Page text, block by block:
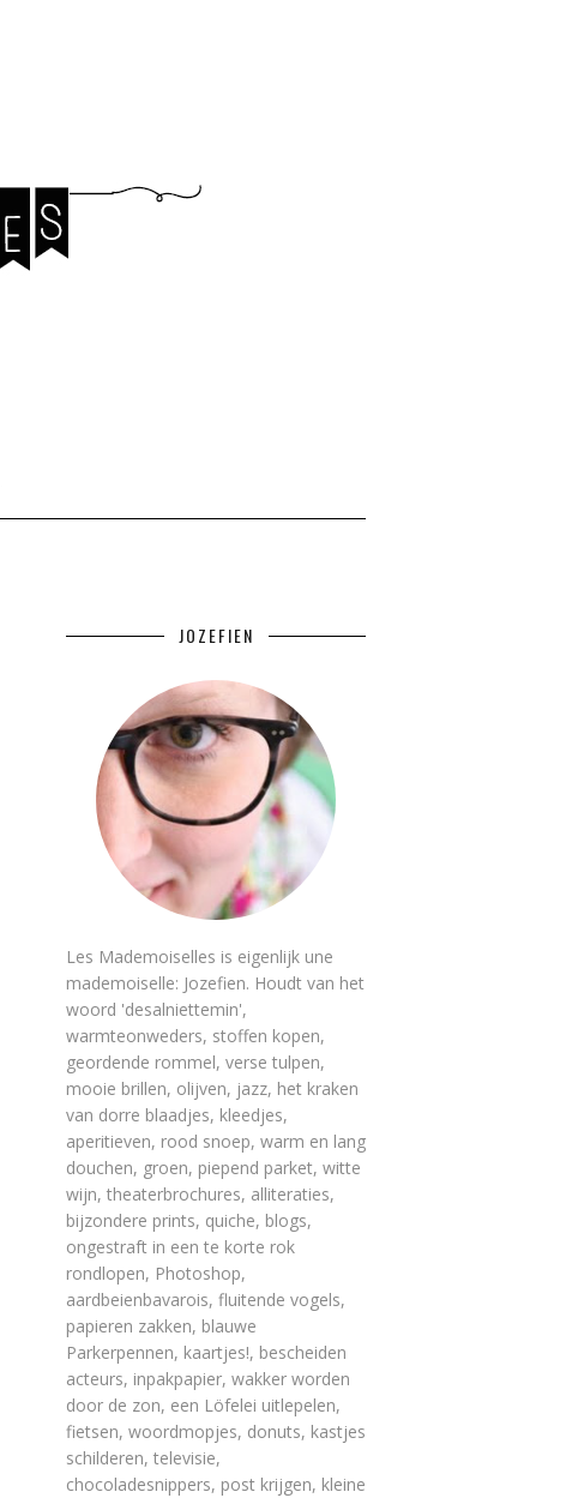
JOZEFIEN
Les Mademoiselles is eigenlijk une
mademoiselle: Jozefien. Houdt van het
woord 'desalniettemin',
warmteonweders, stoffen kopen,
geordende rommel, verse tulpen,
mooie brillen, olijven, jazz, het kraken
van dorre blaadjes, kleedjes,
aperitieven, rood snoep, warm en lang
douchen, groen, piepend parket, witte
wijn, theaterbrochures, alliteraties,
bijzondere prints, quiche, blogs,
ongestraft in een te korte rok
rondlopen, Photoshop,
aardbeienbavarois, fluitende vogels,
papieren zakken, blauwe
Parkerpennen, kaartjes!, bescheiden
acteurs, inpakpapier, wakker worden
door de zon, een Löfelei uitlepelen,
fietsen, woordmopjes, donuts, kastjes
schilderen, televisie,
chocoladesnippers, post krijgen, kleine